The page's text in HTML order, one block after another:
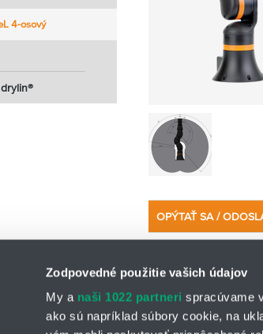
Zodpovedné použitie vašich údajov
My a naši 1022 partneri spracúvame
ako sú napríklad súbory cookie, na
4-osový
OPÝTAŤ SA /